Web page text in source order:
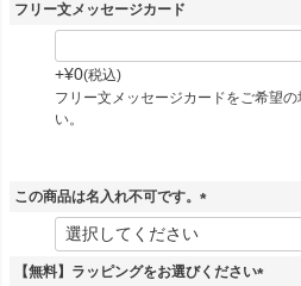
フリー文メッセージカード
+¥0 税込
フリー文メッセージカードをご希望
い。
この商品は名入れ不可です。
(
須
【無料】ラッピングをお選びください